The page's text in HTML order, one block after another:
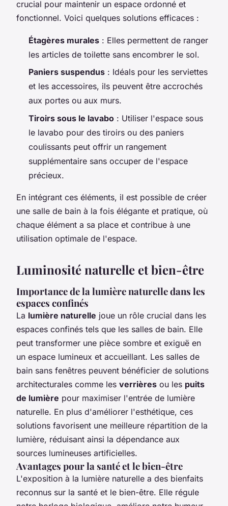
crucial pour maintenir un espace ordonné et
fonctionnel. Voici quelques solutions efficaces :
Étagères murales : Elles permettent de ranger
les articles de toilette sans encombrer le sol.
Paniers suspendus : Idéals pour les serviettes
et les accessoires, ils peuvent être accrochés
aux portes ou aux murs.
Tiroirs sous le lavabo : Utiliser l'espace sous
le lavabo pour des tiroirs ou des paniers
coulissants peut offrir un rangement
supplémentaire sans occuper de l'espace
précieux.
En intégrant ces éléments, il est possible de créer
une salle de bain à la fois élégante et pratique, où
chaque élément a sa place et contribue à une
utilisation optimale de l'espace.
Luminosité naturelle et bien-être
Importance de la lumière naturelle dans les
espaces confinés
La lumière naturelle joue un rôle crucial dans les
espaces confinés tels que les salles de bain. Elle
peut transformer une pièce sombre et exiguë en
un espace lumineux et accueillant. Les salles de
bain sans fenêtres peuvent bénéficier de solutions
architecturales comme les verrières ou les puits
de lumière pour maximiser l'entrée de lumière
naturelle. En plus d'améliorer l'esthétique, ces
solutions favorisent une meilleure répartition de la
lumière, réduisant ainsi la dépendance aux
sources lumineuses artificielles.
Avantages pour la santé et le bien-être
L'exposition à la lumière naturelle a des bienfaits
reconnus sur la santé et le bien-être. Elle régule